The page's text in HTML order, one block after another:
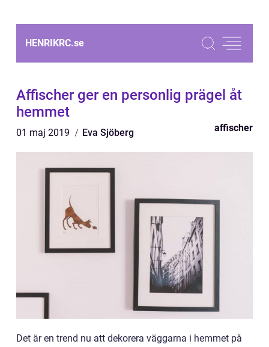
HENRIKRC.se
Affischer ger en personlig prägel åt
hemmet
01 maj 2019 Eva Sjöberg affischer
Det är en trend nu att dekorera väggarna i hemmet på